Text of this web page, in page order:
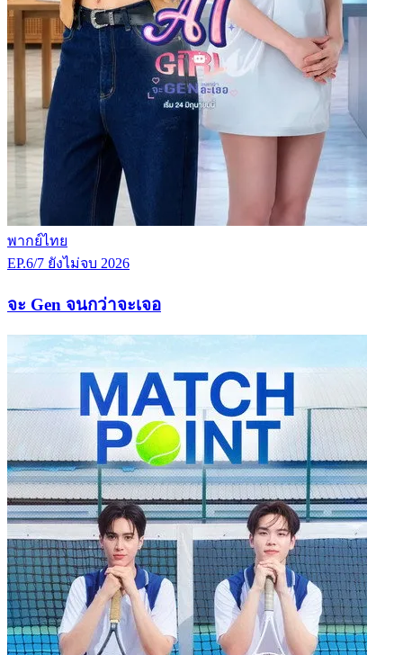
พากย์ไทย
EP.6/7 ยังไม่จบ 2026
จะ Gen จนกว่าจะเจอ